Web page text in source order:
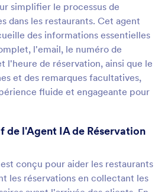
simplifier le processus de
dans les restaurants. Cet agent
des informations essentielles
l'email, le numéro de
l'heure de réservation, ainsi que le
et des remarques facultatives,
fluide et engageante pour
de l'Agent IA de Réservation
conçu pour aider les restaurants
les réservations en collectant les